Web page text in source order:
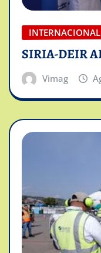
INTERNACIONAL
SIRIA-DEIR
Vimag